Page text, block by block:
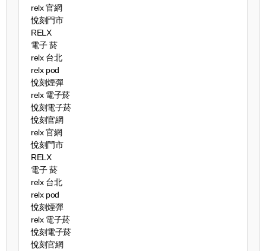
relx 官網
悅刻門市
RELX
電子 菸
relx 台北
relx pod
悅刻煙彈
relx 電子菸
悅刻電子菸
悅刻官網
relx 官網
悅刻門市
RELX
電子 菸
relx 台北
relx pod
悅刻煙彈
relx 電子菸
悅刻電子菸
悅刻官網